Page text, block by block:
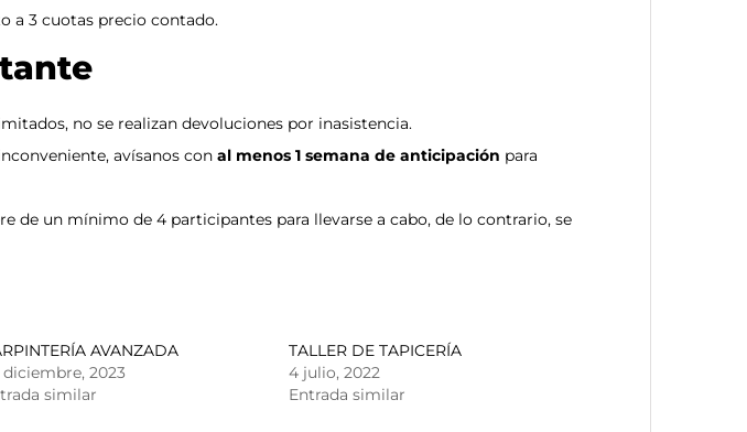
a 3 cuotas precio contado.
no se realizan devoluciones por inasistencia.
avísanos con al menos 1 semana de anticipación para
de un mínimo de 4 participantes para llevarse a cabo, de lo contrario, se
AVANZADA
diciembre, 2023
similar
TALLER DE TAPICERÍA
4 julio, 2022
Entrada similar